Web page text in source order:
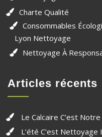
Charte Qualité
Consommables
Lyon Nettoyage
Nettoyage À
Articles récents
Le Calcaire C’est
L’été C’est